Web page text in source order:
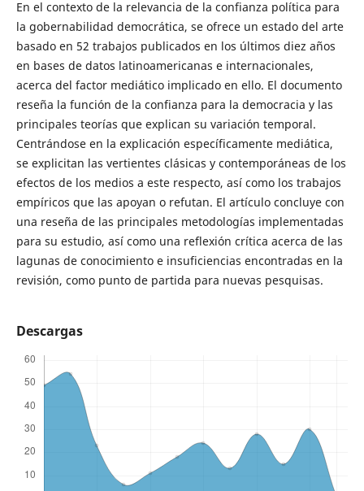
En el contexto de la relevancia de la confianza política para
la gobernabilidad democrática, se ofrece un estado del arte
basado en 52 trabajos publicados en los últimos diez años
en bases de datos latinoamericanas e internacionales,
acerca del factor mediático implicado en ello. El documento
reseña la función de la confianza para la democracia y las
principales teorías que explican su variación temporal.
Centrándose en la explicación específicamente mediática,
se explicitan las vertientes clásicas y contemporáneas de los
efectos de los medios a este respecto, así como los trabajos
empíricos que las apoyan o refutan. El artículo concluye con
una reseña de las principales metodologías implementadas
para su estudio, así como una reflexión crítica acerca de las
lagunas de conocimiento e insuficiencias encontradas en la
revisión, como punto de partida para nuevas pesquisas.
Descargas